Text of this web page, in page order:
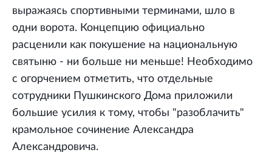
выражаясь спортивными терминами, шло в
одни ворота. Концепцию официально
расценили как покушение на национальную
святыню - ни больше ни меньше! Необходимо
с огорчением отметить, что отдельные
сотрудники Пушкинского Дома приложили
большие усилия к тому, чтобы "разоблачить"
крамольное сочинение Александра
Александровича.